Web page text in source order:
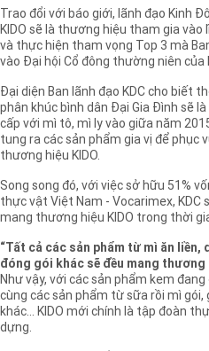
Báo cáo
Thông tin cổ phần
Các công ty thành viên
Giới thiệu
Nhu cầu tuyển dụng
Trao đổi với báo giới, lãnh đạo Kinh
KIDO sẽ là thương hiệu tham gia
và thực hiện tham vọng Top 3 mà
vào Đại hội Cổ đông thường niên của
Đại diện Ban lãnh đạo KDC cho biết
phân khúc bình dân Đại Gia Đình sẽ
cấp với mì tô, mì ly vào giữa năm
tung ra các sản phẩm gia vị để phục
thương hiệu KIDO.
Song song đó, với việc sở hữu 51%
thực vật Việt Nam - Vocarimex, KDC
mang thương hiệu KIDO trong thời
“Tất cả các sản phẩm từ mì ăn liền,
đóng gói khác sẽ đều mang thương
Như vậy, với các sản phẩm kem
cùng các sản phẩm từ sữa rồi mì gói,
khác… KIDO mới chính là tập đoàn
dựng.